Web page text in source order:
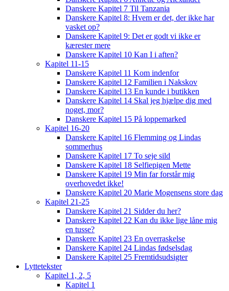
Danskere Kapitel 7 Til Tanzania
Danskere Kapitel 8: Hvem er det, der ikke har
vasket op?
Danskere Kapitel 9: Det er godt vi ikke er
kærester mere
Danskere Kapitel 10 Kan I i aften?
Kapitel 11-15
Danskere Kapitel 11 Kom indenfor
Danskere Kapitel 12 Familien i Nakskov
Danskere Kapitel 13 En kunde i butikken
Danskere Kapitel 14 Skal jeg hjælpe dig med
noget, mor?
Danskere Kapitel 15 På loppemarked
Kapitel 16-20
Danskere Kapitel 16 Flemming og Lindas
sommerhus
Danskere Kapitel 17 To seje sild
Danskere Kapitel 18 Selfiepigen Mette
Danskere Kapitel 19 Min far forstår mig
overhovedet ikke!
Danskere Kapitel 20 Marie Mogensens store dag
Kapitel 21-25
Danskere Kapitel 21 Sidder du her?
Danskere Kapitel 22 Kan du ikke lige låne mig
en tusse?
Danskere Kapitel 23 En overraskelse
Danskere Kapitel 24 Lindas fødselsdag
Danskere Kapitel 25 Fremtidsudsigter
Lyttetekster
Kapitel 1, 2, 5
Kapitel 1